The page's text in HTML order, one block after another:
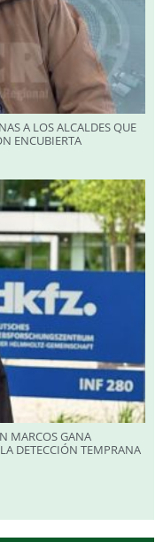
A LOS ALCALDES QUE
ENCUBIERTA
MARCOS GANA
DETECCIÓN TEMPRANA